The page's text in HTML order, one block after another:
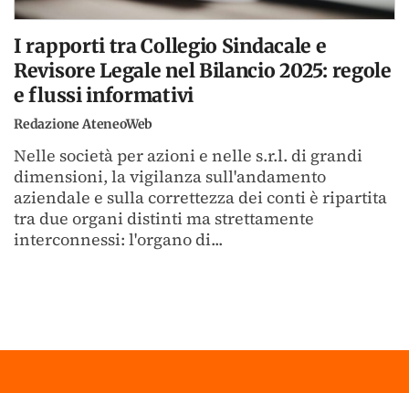
I rapporti tra Collegio Sindacale e
Revisore Legale nel Bilancio 2025: regole
e flussi informativi
Redazione AteneoWeb
Nelle società per azioni e nelle s.r.l. di grandi
dimensioni, la vigilanza sull'andamento
aziendale e sulla correttezza dei conti è ripartita
tra due organi distinti ma strettamente
interconnessi: l'organo di...